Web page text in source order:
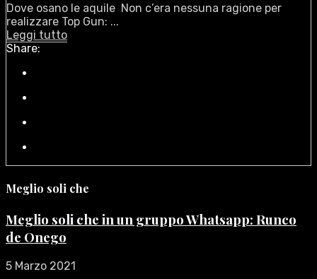
Dove osano le aquile Non c’era nessuna ragione per
realizzare Top Gun: ...
Leggi tutto
Share:
Meglio soli che
Meglio soli che in un gruppo Whatsapp: Runco
de Onego
5 Marzo 2021